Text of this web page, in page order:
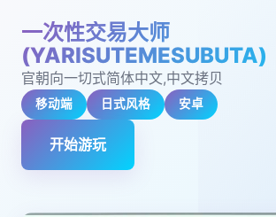
一次性交易大师
(YARISUTEMESUBUTA)
官朝向一切式简体中文,中文拷贝
移动端 日式风格 安卓
开始游玩